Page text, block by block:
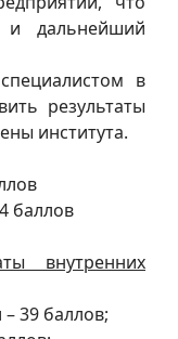
и дальнейший
в
результаты
института.
баллов
внутренних
39 баллов;